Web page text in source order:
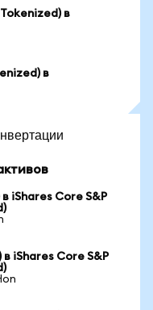
в
в
iShares Core S&P
iShares Core S&P